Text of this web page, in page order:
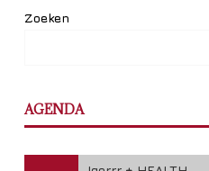
Zoeken
AGENDA